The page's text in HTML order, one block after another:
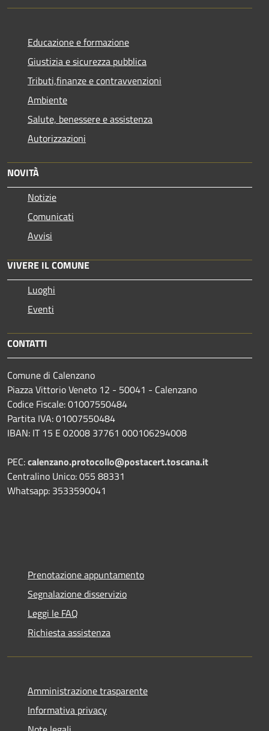
Educazione e formazione
Giustizia e sicurezza pubblica
Tributi,finanze e contravvenzioni
Ambiente
Salute, benessere e assistenza
Autorizzazioni
NOVITÀ
Notizie
Comunicati
Avvisi
VIVERE IL COMUNE
Luoghi
Eventi
CONTATTI
Comune di Calenzano
Piazza Vittorio Veneto 12 - 50041 - Calenzano
Codice Fiscale: 01007550484
Partita IVA: 01007550484
IBAN: IT 15 E 02008 37761 000106294008
PEC:calenzano.protocollo@postacert.toscana.it
Centralino Unico: 055 88331
Whatsapp: 3533590041
Prenotazione appuntamento
Segnalazione disservizio
Leggi le FAQ
Richiesta assistenza
Amministrazione trasparente
Informativa privacy